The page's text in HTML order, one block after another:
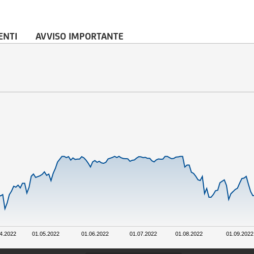
AVVISO IMPORTANTE
01.05.2022 01.06.2022 01.07.2022 01.08.2022 01.09.2022